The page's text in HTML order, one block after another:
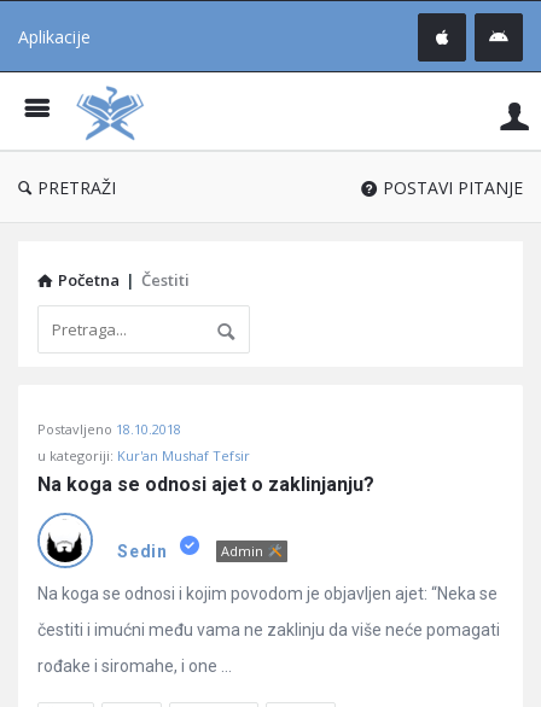
Aplikacije
®
PRETRAŽI POSTAVI PITANJE
Početna | Čestiti
Učene
Latest
Pitanja
Postavljeno 18.10.2018
u kategoriji: Kur'an Mushaf Tefsir
Na koga se odnosi ajet o zaklinjanju?
Sedin Admin
Na koga se odnosi i kojim povodom je objavljen ajet: “Neka se
čestiti i imućni među vama ne zaklinju da više neće pomagati
rođake i siromahe, i one ...